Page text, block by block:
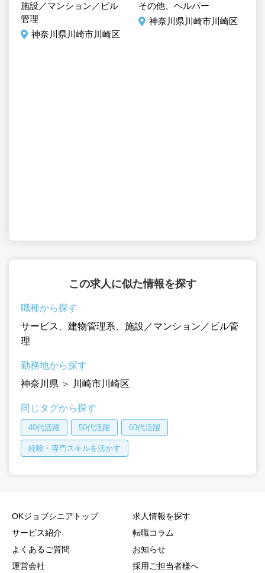
施設／マンション／ビル
管理
神奈川県川崎市川崎区
その他、ヘルパー
神奈川県川崎市川崎区
この求人に似た情報を探す
職種から探す
サービス
建物管理系
施設／マンション／ビル管
理
勤務地から探す
神奈川県 ＞ 川崎市川崎区
同じタグから探す
40代活躍 50代活躍 60代活躍
経験・専門スキルを活かす
OKジョブシニアトップ
サービス紹介
よくあるご質問
運営会社
求人情報を探す
転職コラム
お知らせ
採用ご担当者様へ